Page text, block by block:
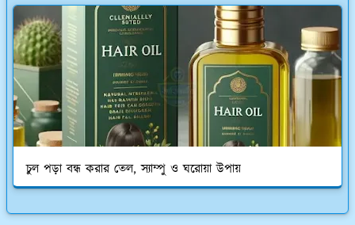
চুল পড়া বন্ধ করার তেল, স্যাম্পু ও ঘরোয়া উপায়